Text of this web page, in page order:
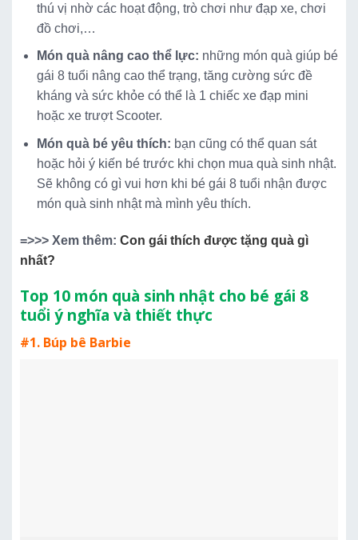
thú vị nhờ các hoạt động, trò chơi như đạp xe, chơi
đồ chơi,…
Món quà nâng cao thể lực: những món quà giúp bé
gái 8 tuổi nâng cao thể trạng, tăng cường sức đề
kháng và sức khỏe có thể là 1 chiếc xe đạp mini
hoặc xe trượt Scooter.
Món quà bé yêu thích: bạn cũng có thể quan sát
hoặc hỏi ý kiến bé trước khi chọn mua quà sinh nhật.
Sẽ không có gì vui hơn khi bé gái 8 tuổi nhận được
món quà sinh nhật mà mình yêu thích.
=>>> Xem thêm: Con gái thích được tặng quà gì
nhất?
Top 10 món quà sinh nhật cho bé gái 8
tuổi ý nghĩa và thiết thực
#1. Búp bê Barbie